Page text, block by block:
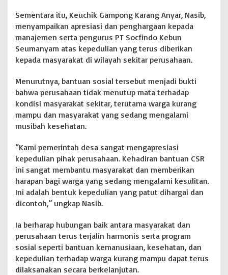
Sementara itu, Keuchik Gampong Karang Anyar, Nasib,
menyampaikan apresiasi dan penghargaan kepada
manajemen serta pengurus PT Socfindo Kebun
Seumanyam atas kepedulian yang terus diberikan
kepada masyarakat di wilayah sekitar perusahaan.
Menurutnya, bantuan sosial tersebut menjadi bukti
bahwa perusahaan tidak menutup mata terhadap
kondisi masyarakat sekitar, terutama warga kurang
mampu dan masyarakat yang sedang mengalami
musibah kesehatan.
“Kami pemerintah desa sangat mengapresiasi
kepedulian pihak perusahaan. Kehadiran bantuan CSR
ini sangat membantu masyarakat dan memberikan
harapan bagi warga yang sedang mengalami kesulitan.
Ini adalah bentuk kepedulian yang patut dihargai dan
dicontoh,” ungkap Nasib.
Ia berharap hubungan baik antara masyarakat dan
perusahaan terus terjalin harmonis serta program
sosial seperti bantuan kemanusiaan, kesehatan, dan
kepedulian terhadap warga kurang mampu dapat terus
dilaksanakan secara berkelanjutan.